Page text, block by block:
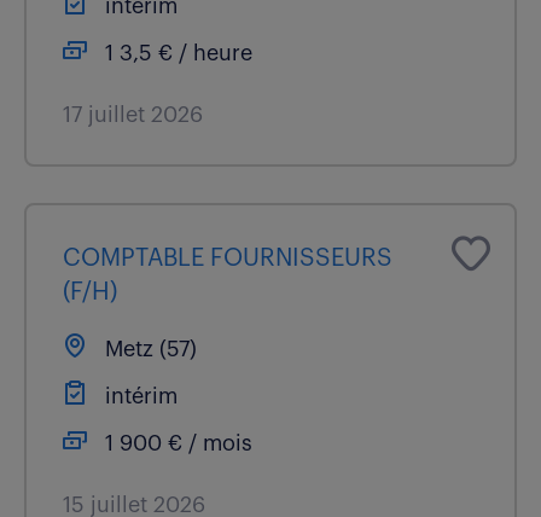
intérim
1 3,5 € / heure
17 juillet 2026
COMPTABLE FOURNISSEURS
(F/H)
Metz (57)
intérim
1 900 € / mois
15 juillet 2026